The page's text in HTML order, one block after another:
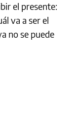
el presente:
va a ser el
no se puede